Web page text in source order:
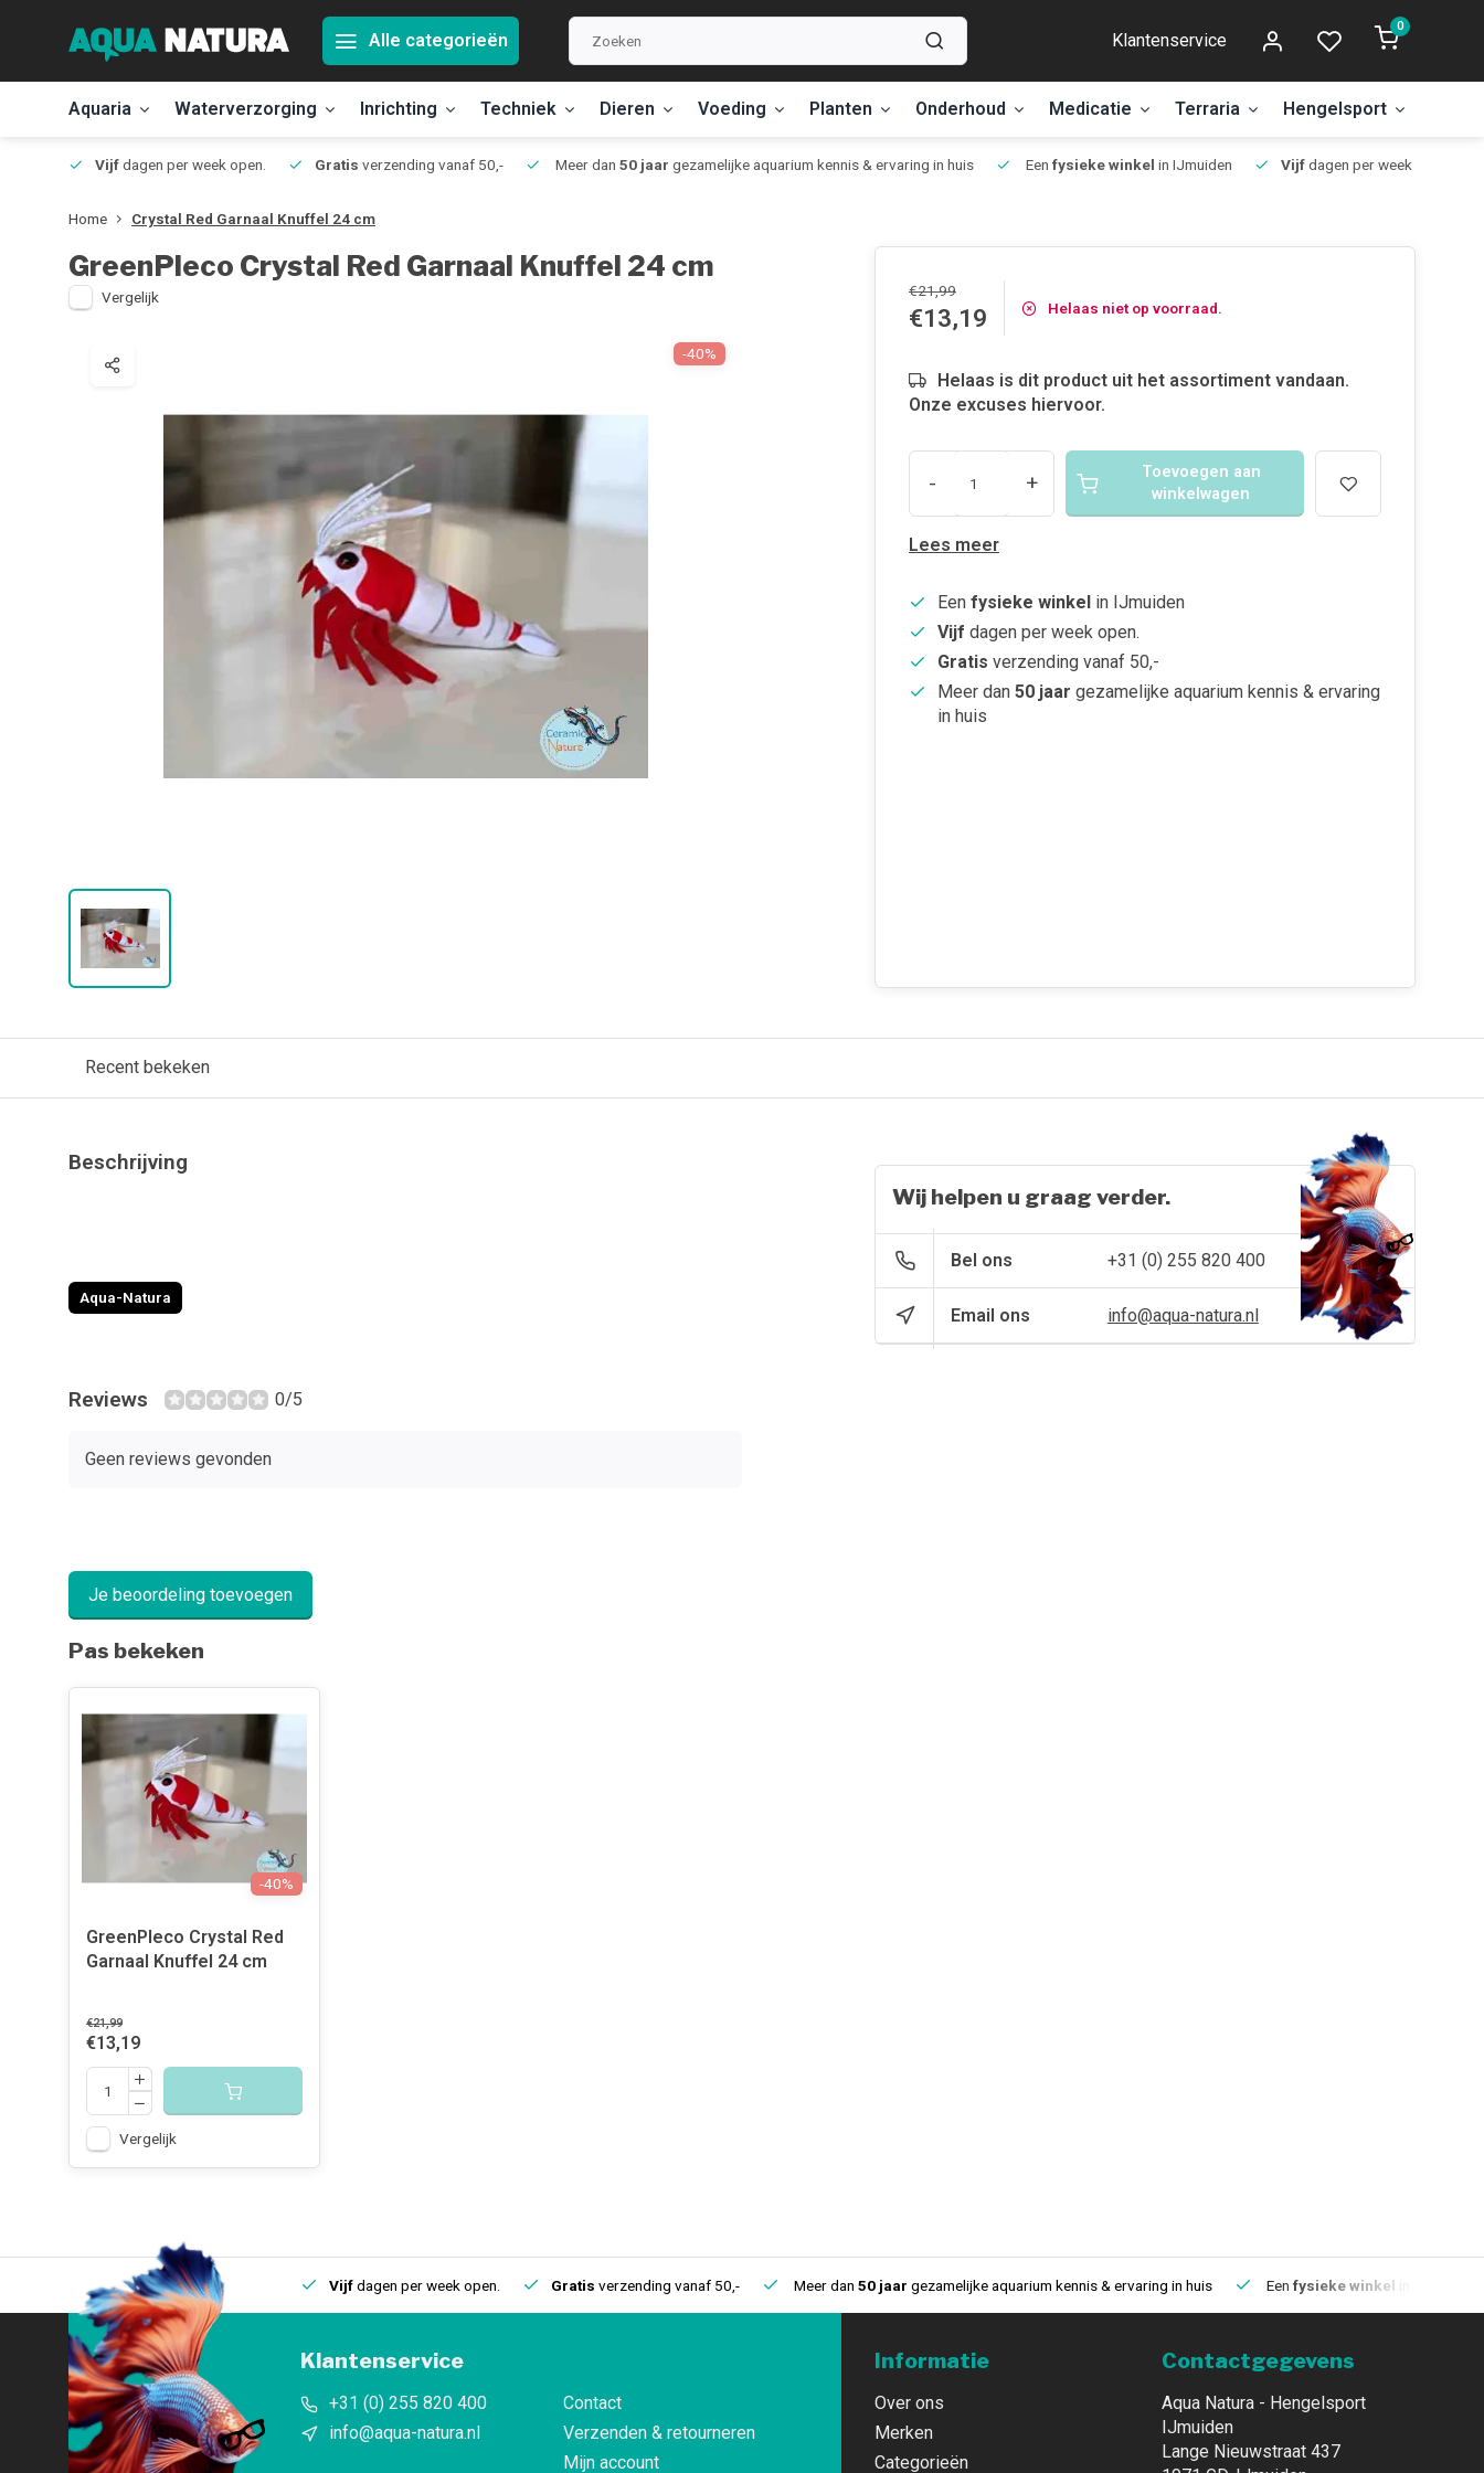
Alle categorieën Klantenservice
0
Aquaria Waterverzorging Inrichting Techniek Dieren Voeding Planten Onderhoud Medicatie Terraria Hengelsport
Vijfdagen per week open. Gratis verzending vanaf 50,- Meer dan 50 jaar gezamelijke aquarium kennis & ervaring in huis Een fysieke winkel in IJmuiden Vijfdagen per week open.
Home Crystal Red Garnaal Knuffel 24 cm
GreenPleco Crystal Red Garnaal Knuffel 24 cm
Vergelijk
-40%
€21,99
€13,19 Helaas niet op voorraad.
Helaas is dit product uit het assortiment vandaan.
Onze excuses hiervoor.
- +
Toevoegen aan
winkelwagen
Lees meer
Een fysieke winkel in IJmuiden
Vijf dagen per week open.
Gratis verzending vanaf 50,-
Meer dan 50 jaar gezamelijke aquarium kennis & ervaring
in huis
Recent bekeken
Beschrijving
Aqua-Natura
Reviews 0/5
Geen reviews gevonden
Je beoordeling toevoegen
Wij helpen u graag verder.
Bel ons +31 (0) 255 820 400
Email ons info@aqua-natura.nl
Pas bekeken
-40%
GreenPleco Crystal Red
Garnaal Knuffel 24 cm
€21,99
€13,19
Vergelijk
Eenfysieke winkelin IJmuiden Vijfdagen per week open. Gratis verzending vanaf 50,- Meer dan 50 jaar gezamelijke aquarium kennis & ervaring in huis Een fysieke winkel
Klantenservice
+31 (0) 255 820 400
info@aqua-natura.nl
Contact
Verzenden & retourneren
Mijn account
Informatie
Over ons
Merken
Categorieën
Contactgegevens
Aqua Natura - Hengelsport
IJmuiden
Lange Nieuwstraat 437